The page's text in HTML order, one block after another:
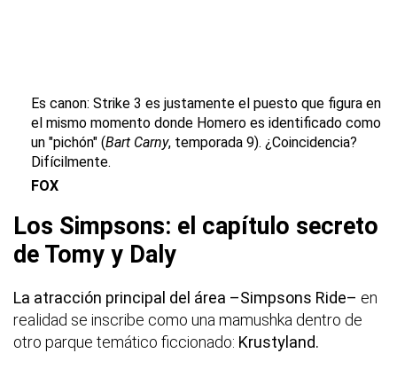
Es canon: Strike 3 es justamente el puesto que figura en
el mismo momento donde Homero es identificado como
un "pichón" (Bart Carny, temporada 9). ¿Coincidencia?
Difícilmente.
FOX
Los Simpsons: el capítulo secreto
de Tomy y Daly
La atracción principal del área –Simpsons Ride– en
realidad se inscribe como una mamushka dentro de
otro parque temático ficcionado: Krustyland.